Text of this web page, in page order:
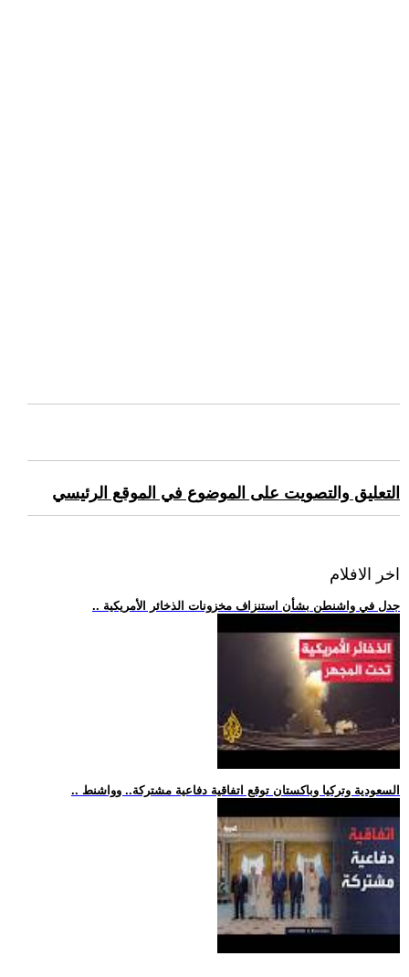
التعليق والتصويت على الموضوع في الموقع الرئيسي
اخر الافلام
.. جدل في واشنطن بشأن استنزاف مخزونات الذخائر الأمريكية
.. السعودية وتركيا وباكستان توقع اتفاقية دفاعية مشتركة.. وواشنط